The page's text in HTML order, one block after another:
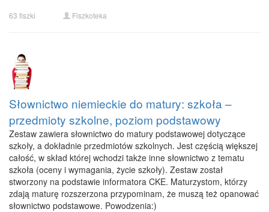
63 fiszki Fiszkoteka
Słownictwo niemieckie do matury: szkoła –
przedmioty szkolne, poziom podstawowy
Zestaw zawiera słownictwo do matury podstawowej dotyczące
szkoły, a dokładnie przedmiotów szkolnych. Jest częścią większej
całość, w skład której wchodzi także inne słownictwo z tematu
szkoła (oceny i wymagania, życie szkoły). Zestaw został
stworzony na podstawie informatora CKE. Maturzystom, którzy
zdają maturę rozszerzona przypominam, że muszą też opanować
słownictwo podstawowe. Powodzenia:)